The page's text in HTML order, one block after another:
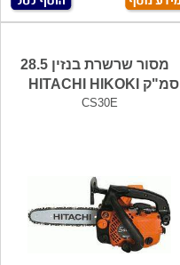
מסור שרשרת בנזין 28.5
סמ"ק HITACHI HIKOKI
CS30E